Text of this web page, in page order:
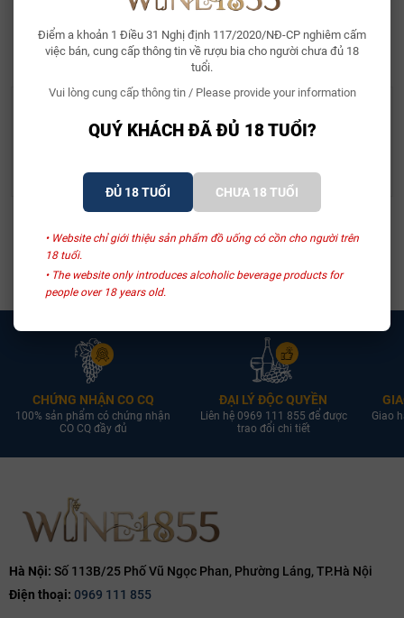
Điểm a khoản 1 Điều 31 Nghị định 117/2020/NĐ-CP nghiêm cấm
việc bán, cung cấp thông tin về rượu bia cho người chưa đủ 18
tuổi.
Vui lòng cung cấp thông tin / Please provide your information
QUÝ KHÁCH ĐÃ ĐỦ 18 TUỔI?
ĐỦ 18 TUỔI CHƯA 18 TUỔI
• Website chỉ giới thiệu sản phẩm đồ uống có cồn cho người trên
18 tuổi.
• The website only introduces alcoholic beverage products for
people over 18 years old.
SẢN PHẨM LIÊN QUAN
Hộp Quà 1 Chai Vang F -
Liên hệ
Hộp Quà Đựng Rượu
- Màu Đỏ Ruby
Liên hệ
CHỨNG NHẬN CO CQ
100% sản phẩm có chứng nhận
CO CQ đầy đủ
ĐẠI LÝ ĐỘC QUYỀN
Liên hệ 0969 111 855 để được
trao đổi chi tiết
Giao
Hà Nội: Số 113B/25 Phố Vũ Ngọc Phan, Phường Láng, TP.Hà Nội
Điện thoại: 0969 111 855